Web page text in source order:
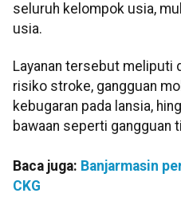
seluruh kelompok usia,
usia.
Layanan tersebut meliputi
risiko stroke, gangguan
kebugaran pada lansia,
bawaan seperti gangguan
Baca juga: Banjarmasin
CKG